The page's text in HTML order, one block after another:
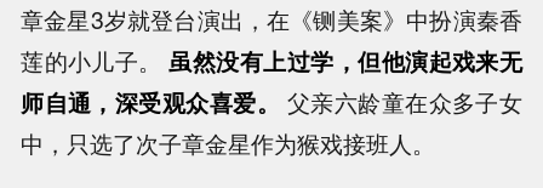
章金星3岁就登台演出，在《铡美案》中扮演秦香
莲的小儿子。虽然没有上过学，但他演起戏来无
师自通，深受观众喜爱。 父亲六龄童在众多子女
中，只选了次子章金星作为猴戏接班人。